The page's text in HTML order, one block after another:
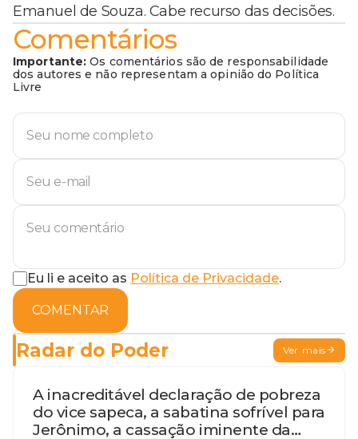
Emanuel de Souza. Cabe recurso das decisões.
Comentários
Importante: Os comentários são de responsabilidade
dos autores e não representam a opinião do Política
Livre
Eu li e aceito as Política de Privacidade.
COMENTAR
Radar do Poder Ver mais
A inacreditável declaração de pobreza
do vice sapeca, a sabatina sofrível para
Jerônimo, a cassação iminente da